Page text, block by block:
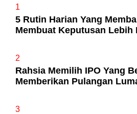
1
5 Rutin Harian Yang
Membuat Keputusan Lebih
2
Rahsia Memilih IPO Yang
Memberikan Pulangan
3